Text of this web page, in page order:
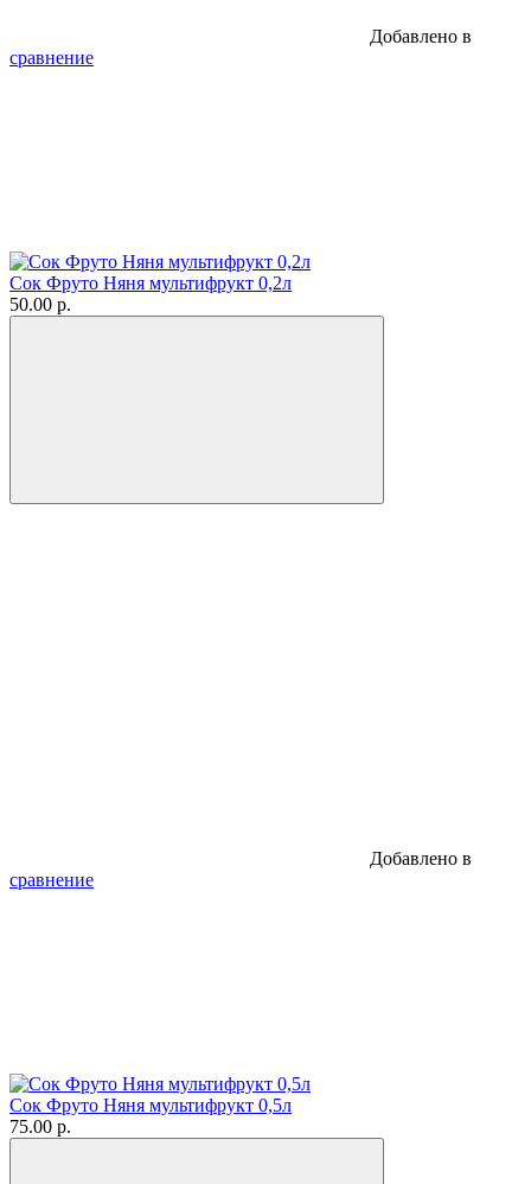
Добавлено в
сравнение
Сок Фруто Няня мультифрукт 0,2л
50.00 р.
Добавлено в
сравнение
Сок Фруто Няня мультифрукт 0,5л
75.00 р.